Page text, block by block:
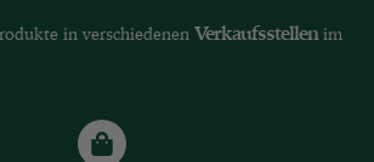
in verschiedenen Verkaufsstellenim